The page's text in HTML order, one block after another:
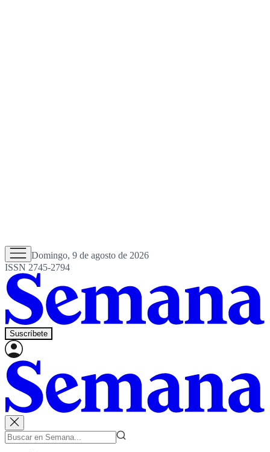
Domingo, 9 de agosto de 2026
ISSN 2745-2794
Suscríbete